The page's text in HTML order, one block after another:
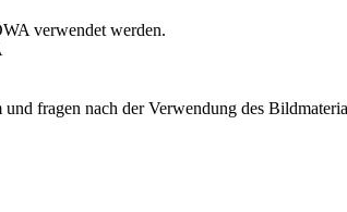
verwendet werden.
fragen nach der Verwendung des